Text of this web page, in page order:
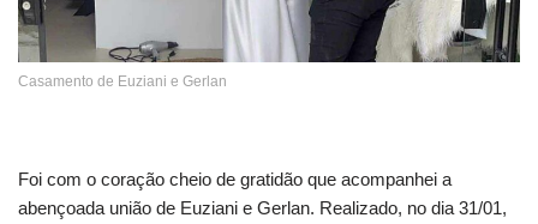
Casamento de Euziani e Gerlan
Foi com o coração cheio de gratidão que acompanhei a
abençoada união de Euziani e Gerlan. Realizado, no dia 31/01,